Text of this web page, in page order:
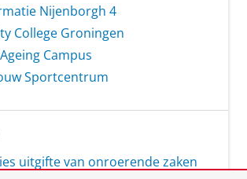
Nijenborgh 4
College Groningen
Campus
Sportcentrum
uitgifte van onroerende zaken